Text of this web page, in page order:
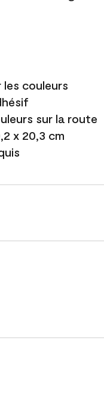
les couleurs
sur la route
x 20,3 cm